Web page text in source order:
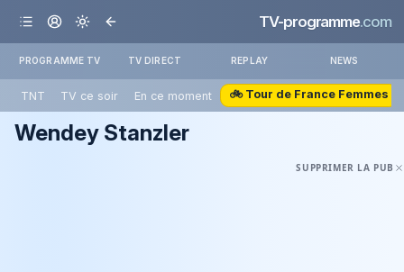
TV-programme.com
PROGRAMME TV TV DIRECT REPLAY NEWS
TNT TV ce soir En ce moment 🚲 Tour de France Femmes
Wendey Stanzler
SUPPRIMER LA PUB